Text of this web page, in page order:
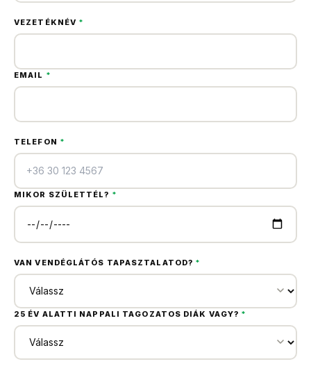
VEZETÉKNÉV *
EMAIL *
TELEFON *
MIKOR SZÜLETTÉL? *
VAN VENDÉGLÁTÓS TAPASZTALATOD? *
25 ÉV ALATTI NAPPALI TAGOZATOS DIÁK VAGY? *